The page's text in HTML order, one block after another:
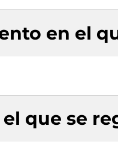
en el
que se